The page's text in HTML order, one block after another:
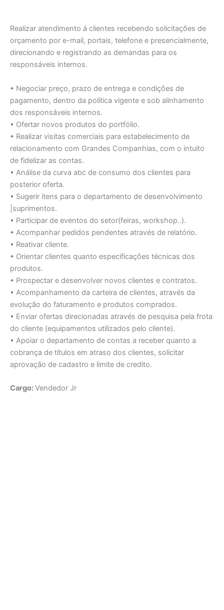
Realizar atendimento á clientes recebendo solicitações de
orçamento por e-mail, portais, telefone e presencialmente,
direcionando e registrando as demandas para os
responsáveis internos.
• Negociar preço, prazo de entrega e condições de
pagamento, dentro da política vigente e sob alinhamento
dos responsáveis internos.
• Ofertar novos produtos do portfólio.
• Realizar visitas comerciais para estabelecimento de
relacionamento com Grandes Companhias, com o intuito
de fidelizar as contas.
• Análise da curva abc de consumo dos clientes para
posterior oferta.
• Sugerir itens para o departamento de desenvolvimento
|suprimentos.
• Participar de eventos do setor(feiras, workshop..).
• Acompanhar pedidos pendentes através de relatório.
• Reativar cliente.
• Orientar clientes quanto especificações técnicas dos
produtos.
• Prospectar e desenvolver novos clientes e contratos.
• Acompanhamento da carteira de clientes, através da
evolução do faturamento e produtos comprados.
• Enviar ofertas direcionadas através de pesquisa pela frota
do cliente (equipamentos utilizados pelo cliente).
• Apoiar o departamento de contas a receber quanto a
cobrança de títulos em atraso dos clientes, solicitar
aprovação de cadastro e limite de credito.
Cargo:Vendedor Jr